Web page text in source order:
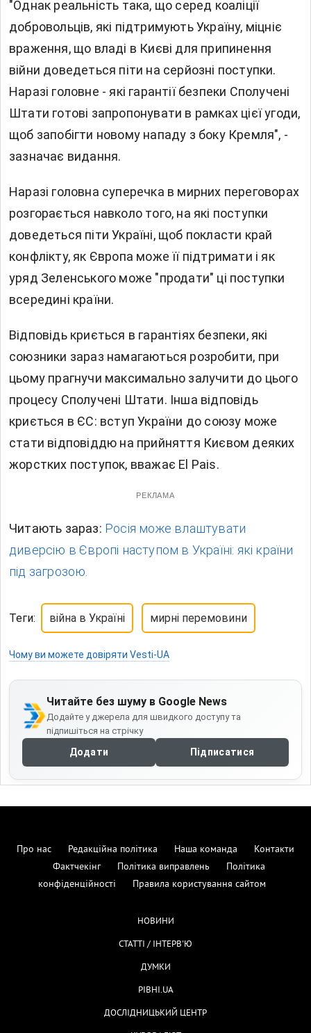
"Однак реальність така, що серед коаліції
добровольців, які підтримують Україну, міцніє
враження, що владі в Києві для припинення
війни доведеться піти на серйозні поступки.
Наразі головне - які гарантії безпеки Сполучені
Штати готові запропонувати в рамках цієї угоди,
щоб запобігти новому нападу з боку Кремля", -
зазначає видання.
Наразі головна суперечка в мирних переговорах
розгорається навколо того, на які поступки
доведеться піти Україні, щоб покласти край
конфлікту, як Європа може її підтримати і як
уряд Зеленського може "продати" ці поступки
всередині країни.
Відповідь криється в гарантіях безпеки, які
союзники зараз намагаються розробити, при
цьому прагнучи максимально залучити до цього
процесу Сполучені Штати. Інша відповідь
криється в ЄС: вступ України до союзу може
стати відповіддю на прийняття Києвом деяких
жорстких поступок, вважає El Pais.
РЕКЛАМА
Читають зараз: Росія може влаштувати
диверсію в Європі наступом в Україні: які країни
під загрозою.
Теги: війна в Україні мирні перемовини
Чому ви можете довіряти Vesti-UA
Читайте без шуму в Google News
Додайте у джерела для швидкого доступу та
підпишіться на стрічку
Додати Підписатися
Про нас Редакційна політика Наша команда
Контакти
Фактчекінг
Політика виправлень
Політика
конфіденційності
Правила користування сайтом
НОВИНИ
СТАТТІ / ІНТЕРВ'Ю
ДУМКИ
РІВНІ.UA
ДОСЛІДНИЦЬКИЙ ЦЕНТР